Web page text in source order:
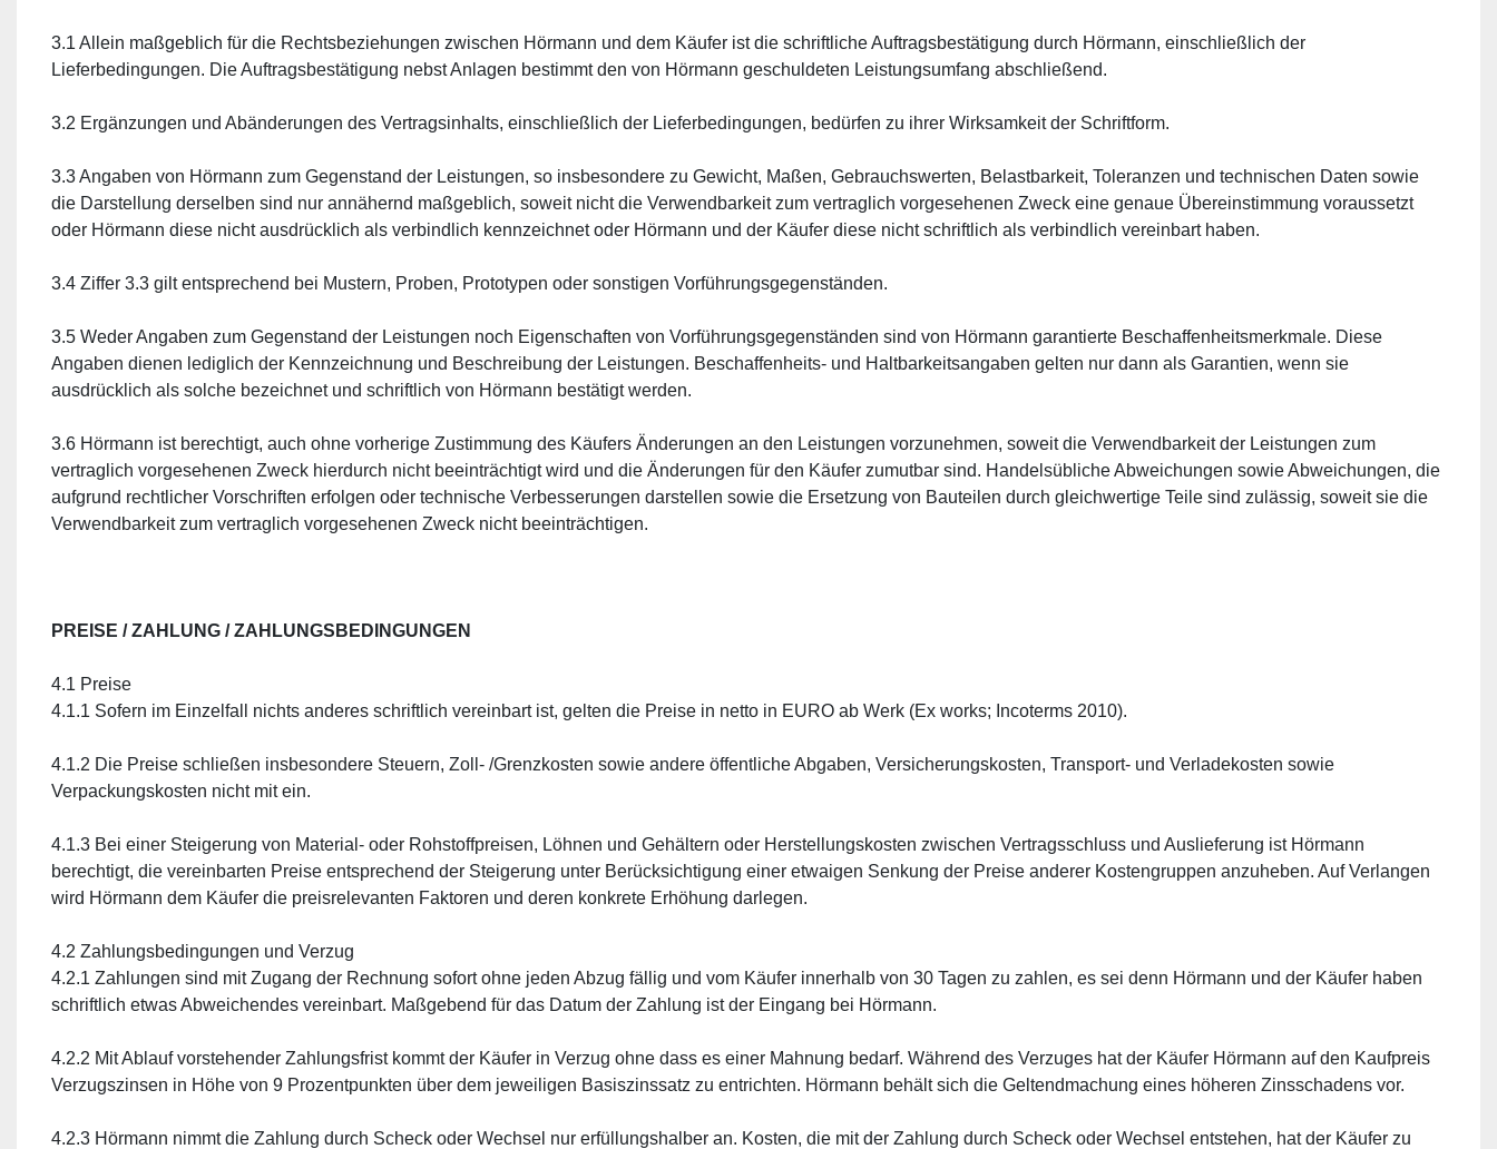
3.1 Allein maßgeblich für die Rechtsbeziehungen zwischen Hörmann und dem Käufer ist die schriftliche Auftragsbestätigung durch Hörmann, einschließlich der
Lieferbedingungen. Die Auftragsbestätigung nebst Anlagen bestimmt den von Hörmann geschuldeten Leistungsumfang abschließend.
3.2 Ergänzungen und Abänderungen des Vertragsinhalts, einschließlich der Lieferbedingungen, bedürfen zu ihrer Wirksamkeit der Schriftform.
3.3 Angaben von Hörmann zum Gegenstand der Leistungen, so insbesondere zu Gewicht, Maßen, Gebrauchswerten, Belastbarkeit, Toleranzen und technischen Daten sowie
die Darstellung derselben sind nur annähernd maßgeblich, soweit nicht die Verwendbarkeit zum vertraglich vorgesehenen Zweck eine genaue Übereinstimmung voraussetzt
oder Hörmann diese nicht ausdrücklich als verbindlich kennzeichnet oder Hörmann und der Käufer diese nicht schriftlich als verbindlich vereinbart haben.
3.4 Ziffer 3.3 gilt entsprechend bei Mustern, Proben, Prototypen oder sonstigen Vorführungsgegenständen.
3.5 Weder Angaben zum Gegenstand der Leistungen noch Eigenschaften von Vorführungsgegenständen sind von Hörmann garantierte Beschaffenheitsmerkmale. Diese
Angaben dienen lediglich der Kennzeichnung und Beschreibung der Leistungen. Beschaffenheits- und Haltbarkeitsangaben gelten nur dann als Garantien, wenn sie
ausdrücklich als solche bezeichnet und schriftlich von Hörmann bestätigt werden.
3.6 Hörmann ist berechtigt, auch ohne vorherige Zustimmung des Käufers Änderungen an den Leistungen vorzunehmen, soweit die Verwendbarkeit der Leistungen zum
vertraglich vorgesehenen Zweck hierdurch nicht beeinträchtigt wird und die Änderungen für den Käufer zumutbar sind. Handelsübliche Abweichungen sowie Abweichungen, die
aufgrund rechtlicher Vorschriften erfolgen oder technische Verbesserungen darstellen sowie die Ersetzung von Bauteilen durch gleichwertige Teile sind zulässig, soweit sie die
Verwendbarkeit zum vertraglich vorgesehenen Zweck nicht beeinträchtigen.
PREISE / ZAHLUNG / ZAHLUNGSBEDINGUNGEN
4.1 Preise
4.1.1 Sofern im Einzelfall nichts anderes schriftlich vereinbart ist, gelten die Preise in netto in EURO ab Werk (Ex works; Incoterms 2010).
4.1.2 Die Preise schließen insbesondere Steuern, Zoll- /Grenzkosten sowie andere öffentliche Abgaben, Versicherungskosten, Transport- und Verladekosten sowie
Verpackungskosten nicht mit ein.
4.1.3 Bei einer Steigerung von Material- oder Rohstoffpreisen, Löhnen und Gehältern oder Herstellungskosten zwischen Vertragsschluss und Auslieferung ist Hörmann
berechtigt, die vereinbarten Preise entsprechend der Steigerung unter Berücksichtigung einer etwaigen Senkung der Preise anderer Kostengruppen anzuheben. Auf Verlangen
wird Hörmann dem Käufer die preisrelevanten Faktoren und deren konkrete Erhöhung darlegen.
4.2 Zahlungsbedingungen und Verzug
4.2.1 Zahlungen sind mit Zugang der Rechnung sofort ohne jeden Abzug fällig und vom Käufer innerhalb von 30 Tagen zu zahlen, es sei denn Hörmann und der Käufer haben
schriftlich etwas Abweichendes vereinbart. Maßgebend für das Datum der Zahlung ist der Eingang bei Hörmann.
4.2.2 Mit Ablauf vorstehender Zahlungsfrist kommt der Käufer in Verzug ohne dass es einer Mahnung bedarf. Während des Verzuges hat der Käufer Hörmann auf den Kaufpreis
Verzugszinsen in Höhe von 9 Prozentpunkten über dem jeweiligen Basiszinssatz zu entrichten. Hörmann behält sich die Geltendmachung eines höheren Zinsschadens vor.
4.2.3 Hörmann nimmt die Zahlung durch Scheck oder Wechsel nur erfüllungshalber an. Kosten, die mit der Zahlung durch Scheck oder Wechsel entstehen, hat der Käufer zu